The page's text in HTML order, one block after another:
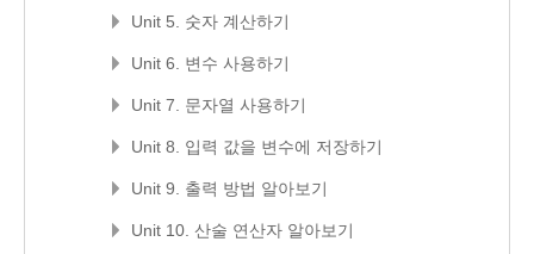
Unit 5. 숫자 계산하기
Unit 6. 변수 사용하기
Unit 7. 문자열 사용하기
Unit 8. 입력 값을 변수에 저장하기
Unit 9. 출력 방법 알아보기
Unit 10. 산술 연산자 알아보기